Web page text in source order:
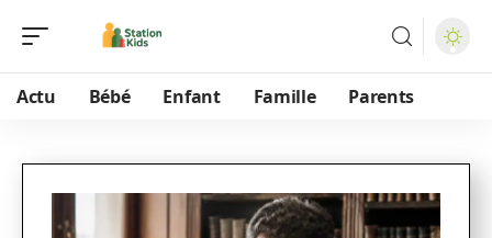
Actu Bébé Enfant Famille Parents